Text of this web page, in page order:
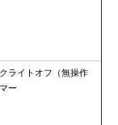
ライトオフ（無操作
ー